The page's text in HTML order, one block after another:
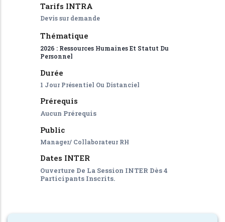
Tarifs INTRA
Devis sur demande
Thématique
2026 : Ressources Humaines Et Statut Du
Personnel
Durée
1 Jour Présentiel Ou Distanciel
Prérequis
Aucun Prérequis
Public
Manager/ Collaborateur RH
Dates INTER
Ouverture De La Session INTER Dès 4
Participants Inscrits.